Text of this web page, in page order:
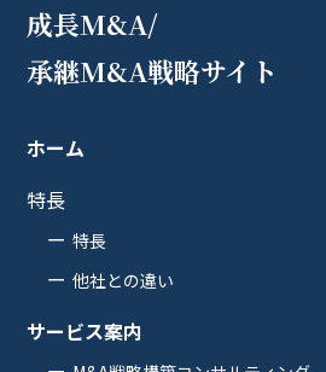
成長M&A/
承継M&A戦略サイト
ホーム
特長
特長
他社との違い
サービス案内